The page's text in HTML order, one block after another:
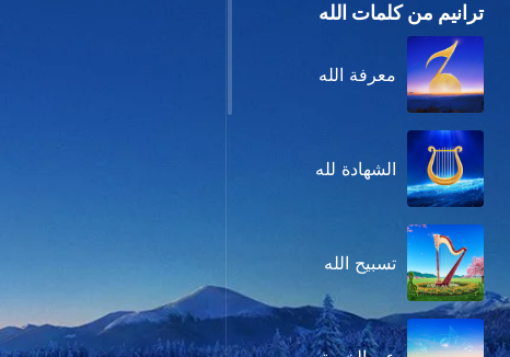
ترانيم من كلمات الله
معرفة الله
الشهادة لله
تسبيح الله